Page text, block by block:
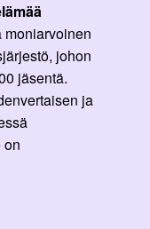
moniarvoinen
johon
jäsentä.
ja
on